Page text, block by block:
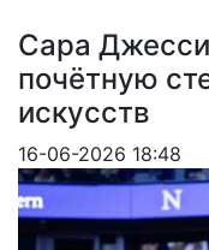
Сара
почётную
искусств
16-06-2026 18:48